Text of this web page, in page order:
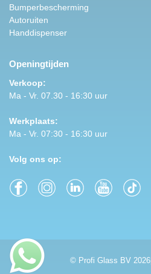
Bumperbescherming
Autoruiten
Handdispenser
Openingtijden
Verkoop:
Ma - Vr. 07.30 - 16:30 uur
Werkplaats:
Ma - Vr. 07:30 - 16:30 uur
Volg ons op:
© Profi Glass BV 2026